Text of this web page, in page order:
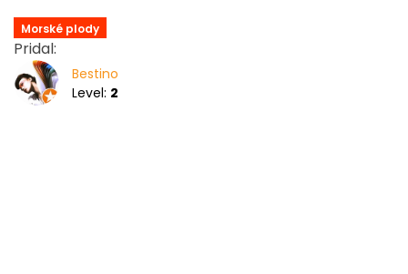
Morské plody
Pridal:
Bestino
Level: 2